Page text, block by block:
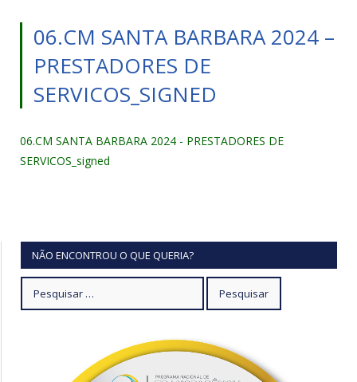
06.CM SANTA BARBARA 2024 –
PRESTADORES DE
SERVICOS_SIGNED
06.CM SANTA BARBARA 2024 - PRESTADORES DE
SERVICOS_signed
NÃO ENCONTROU O QUE QUERIA?